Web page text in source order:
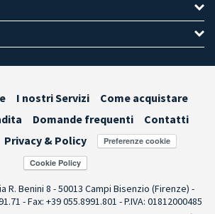
I nostri Servizi
Come acquistare
Domande frequenti
Contatti
Privacy & Policy Preferenze cookie
R. Benini 8 - 50013 Campi Bisenzio (Firenze) -
- Fax: +39 055.8991.801 - P.IVA: 01812000485